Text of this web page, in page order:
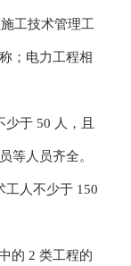
工技术管理工
；电力工程相
少于 50 人，且
等人员齐全。
工人不少于 150
的 2 类工程的